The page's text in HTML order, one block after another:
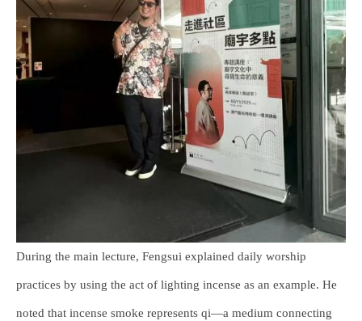
During the main lecture, Fengsui explained daily worship
practices by using the act of lighting incense as an example. He
noted that incense smoke represents qi—a medium connecting